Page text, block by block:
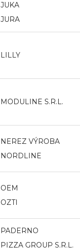
JUKA
JURA
LILLY
MODULINE S.R.L.
NEREZ VÝROBA
NORDLINE
OEM
OZTI
PADERNO
PIZZA GROUP S.R.L.